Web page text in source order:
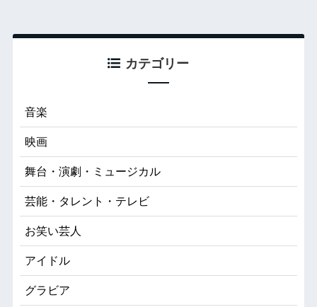
カテゴリー
音楽
映画
舞台・演劇・ミュージカル
芸能・タレント・テレビ
お笑い芸人
アイドル
グラビア